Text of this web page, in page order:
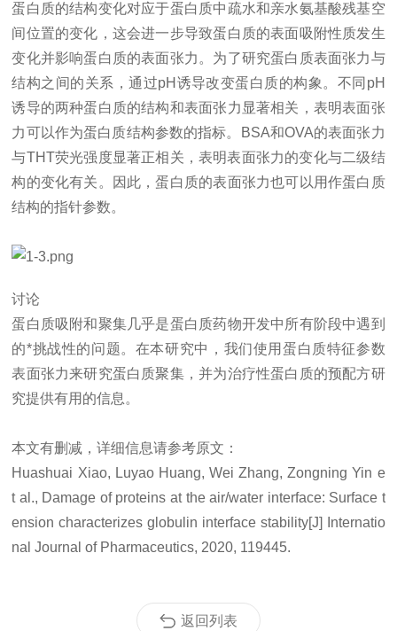
蛋白质的结构变化对应于蛋白质中疏水和亲水氨基酸残基空
间位置的变化，这会进一步导致蛋白质的表面吸附性质发生
变化并影响蛋白质的表面张力。为了研究蛋白质表面张力与
结构之间的关系，通过pH 诱导改变蛋白质的构象。不同 pH
诱导的两种蛋白质的结构和表面张力显著相关，表明表面张
力可以作为蛋白质结构参数的指标。
BSA和OVA的表面张力
与THT荧光强度显著正相关，表明表面张力的变化与二级结
构的变化有关。因此，蛋白质的表面张力也可以用作蛋白质
结构的指针参数。
讨论
蛋白质吸附和聚集几乎是蛋白质药物开发中所有阶段中遇到
的*挑战性的问题。在本研究中，我们使用蛋白质特征参数
表面张力来研究蛋白质聚集，并为治疗性蛋白质的预配方研
究提供有用的信息。
本文有删减，详细信息请参考原文：
Huashuai Xiao, Luyao Huang, Wei Zhang, Zongning Yin e
t al., Damage of proteins at the air/water interface: Surface t
ension characterizes globulin interface stability[J] Internatio
nal Journal of Pharmaceutics, 2020, 119445.
返回列表